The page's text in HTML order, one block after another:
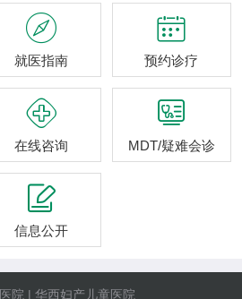

就医指南

预约诊疗

在线咨询

MDT/疑难会诊

信息公开
院 | 华西妇产儿童医院